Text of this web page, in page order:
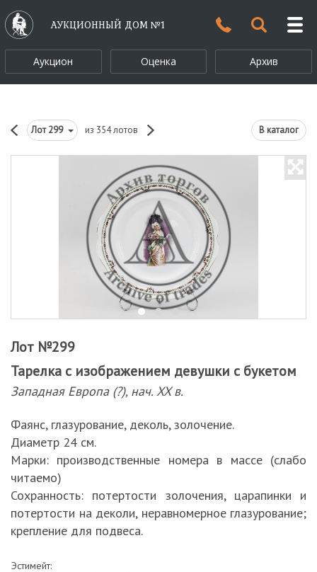
АУКЦИОННЫЙ ДОМ №1
Аукцион Оценка Архив
Лот299 из 354 лотов В каталог
Лот №299
Тарелка с изображением девушки с букетом
Западная Европа (?), нач. XX в.
Фаянс, глазурование, деколь, золочение.
Диаметр 24 см.
Марки: производственные номера в массе (слабо
читаемо)
Сохранность: потертости золочения, царапинки и
потертости на деколи, неравномерное глазурование;
крепление для подвеса.
Эстимейт: